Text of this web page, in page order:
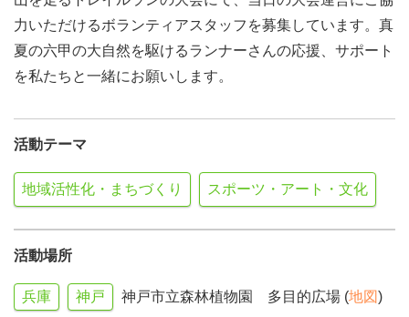
力いただけるボランティアスタッフを募集しています。真
夏の六甲の大自然を駆けるランナーさんの応援、サポート
を私たちと一緒にお願いします。
活動テーマ
地域活性化・まちづくり スポーツ・アート・文化
活動場所
兵庫 神戸 神戸市立森林植物園 多目的広場 (地図)